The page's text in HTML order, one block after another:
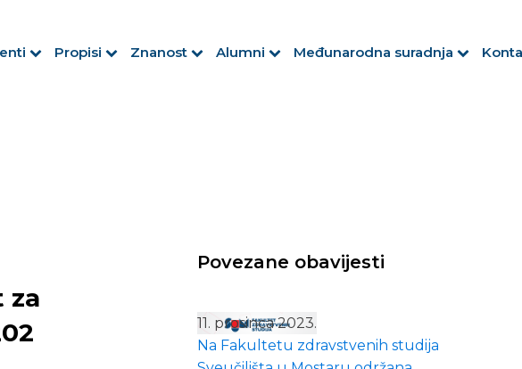
Propisi Znanost Alumni Međunarodna suradnja
za
Povezane obavijesti
11. prosinca 2023.
Na Fakultetu zdravstvenih studija